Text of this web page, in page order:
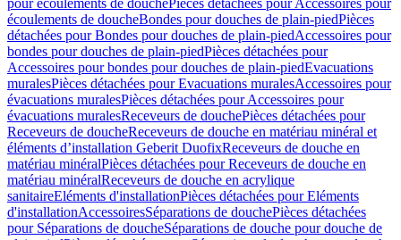
pour écoulements de douchePièces détachées pour Accessoires pour
écoulements de doucheBondes pour douches de plain-piedPièces
détachées pour Bondes pour douches de plain-piedAccessoires pour
bondes pour douches de plain-piedPièces détachées pour
Accessoires pour bondes pour douches de plain-piedEvacuations
muralesPièces détachées pour Evacuations muralesAccessoires pour
évacuations muralesPièces détachées pour Accessoires pour
évacuations muralesReceveurs de douchePièces détachées pour
Receveurs de doucheReceveurs de douche en matériau minéral et
éléments d’installation Geberit DuofixReceveurs de douche en
matériau minéralPièces détachées pour Receveurs de douche en
matériau minéralReceveurs de douche en acrylique
sanitaireEléments d'installationPièces détachées pour Eléments
d'installationAccessoiresSéparations de douchePièces détachées
pour Séparations de doucheSéparations de douche pour douche de